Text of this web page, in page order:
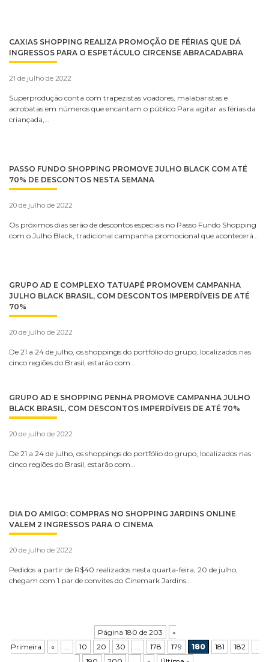
CAXIAS SHOPPING REALIZA PROMOÇÃO DE FÉRIAS QUE DÁ
INGRESSOS PARA O ESPETÁCULO CIRCENSE ABRACADABRA
21 de julho de 2022
Superprodução conta com trapezistas voadores, malabaristas e
acrobatas em números que encantam o público Para agitar as férias da
criançada,…
PASSO FUNDO SHOPPING PROMOVE JULHO BLACK COM ATÉ
70% DE DESCONTOS NESTA SEMANA
20 de julho de 2022
Os próximos dias serão de descontos especiais no Passo Fundo Shopping
com o Julho Black, tradicional campanha promocional que acontecerá…
GRUPO AD E COMPLEXO TATUAPÉ PROMOVEM CAMPANHA
JULHO BLACK BRASIL, COM DESCONTOS IMPERDÍVEIS DE ATÉ
70%
20 de julho de 2022
De 21 a 24 de julho, os shoppings do portfólio do grupo, localizados nas
cinco regiões do Brasil, estarão com…
GRUPO AD E SHOPPING PENHA PROMOVE CAMPANHA JULHO
BLACK BRASIL, COM DESCONTOS IMPERDÍVEIS DE ATÉ 70%
20 de julho de 2022
De 21 a 24 de julho, os shoppings do portfólio do grupo, localizados nas
cinco regiões do Brasil, estarão com…
DIA DO AMIGO: COMPRAS NO SHOPPING JARDINS ONLINE
VALEM 2 INGRESSOS PARA O CINEMA
20 de julho de 2022
Pedidos a partir de R$40 realizados nesta quarta-feira, 20 de julho,
chegam com 1 par de convites do Cinemark Jardins…
Página 180 de 203
«
Primeira
« ... 10 20 30 ... 178 179 180 181 182
..